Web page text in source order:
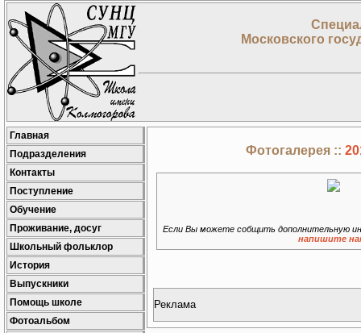
Московского
Главная
Подразделения
Контакты
Поступление
Обучение
Проживание, досуг
Школьный фольклор
История
Выпускники
Помощь школе
Фотоальбом
Фотогалерея ::
Если Вы можете собщить дополнительную
напишите
Реклама